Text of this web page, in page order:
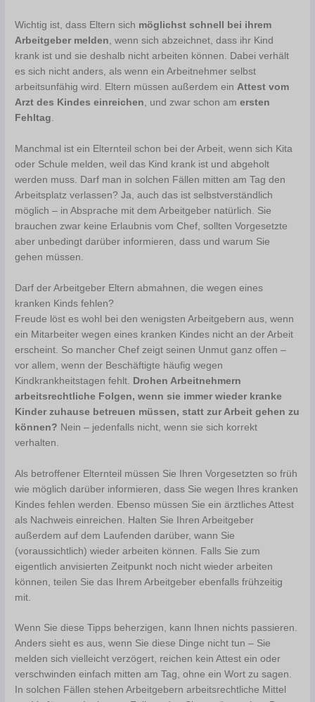
Wichtig ist, dass Eltern sich möglichst schnell bei ihrem
Arbeitgeber melden , wenn sich abzeichnet, dass ihr Kind
krank ist und sie deshalb nicht arbeiten können. Dabei verhält
es sich nicht anders, als wenn ein Arbeitnehmer selbst
arbeitsunfähig wird. Eltern müssen außerdem ein Attest vom
Arzt des Kindes einreichen , und zwar schon amersten
Fehltag
Manchmal ist ein Elternteil schon bei der Arbeit, wenn sich Kita
oder Schule melden, weil das Kind krank ist und abgeholt
werden muss. Darf man in solchen Fällen mitten am Tag den
Arbeitsplatz verlassen? Ja, auch das ist selbstverständlich
möglich – in Absprache mit dem Arbeitgeber natürlich. Sie
brauchen zwar keine Erlaubnis vom Chef, sollten Vorgesetzte
aber unbedingt darüber informieren, dass und warum Sie
gehen müssen.
Darf der Arbeitgeber Eltern abmahnen, die wegen eines
kranken Kinds fehlen?
Freude löst es wohl bei den wenigsten Arbeitgebern aus, wenn
ein Mitarbeiter wegen eines kranken Kindes nicht an der Arbeit
erscheint. So mancher Chef zeigt seinen Unmut ganz offen –
vor allem, wenn der Beschäftigte häufig wegen
Kindkrankheitstagen fehlt. Drohen Arbeitnehmern
arbeitsrechtliche Folgen, wenn sie immer wieder kranke
Kinder zuhause betreuen müssen, statt zur Arbeit gehen zu
können? Nein – jedenfalls nicht, wenn sie sich korrekt
verhalten.
Als betroffener Elternteil müssen Sie Ihren Vorgesetzten so früh
wie möglich darüber informieren, dass Sie wegen Ihres kranken
Kindes fehlen werden. Ebenso müssen Sie ein ärztliches Attest
als Nachweis einreichen. Halten Sie Ihren Arbeitgeber
außerdem auf dem Laufenden darüber, wann Sie
(voraussichtlich) wieder arbeiten können. Falls Sie zum
eigentlich anvisierten Zeitpunkt noch nicht wieder arbeiten
können, teilen Sie das Ihrem Arbeitgeber ebenfalls frühzeitig
mit.
Wenn Sie diese Tipps beherzigen, kann Ihnen nichts passieren.
Anders sieht es aus, wenn Sie diese Dinge nicht tun – Sie
melden sich vielleicht verzögert, reichen kein Attest ein oder
verschwinden einfach mitten am Tag, ohne ein Wort zu sagen.
In solchen Fällen stehen Arbeitgebern arbeitsrechtliche Mittel